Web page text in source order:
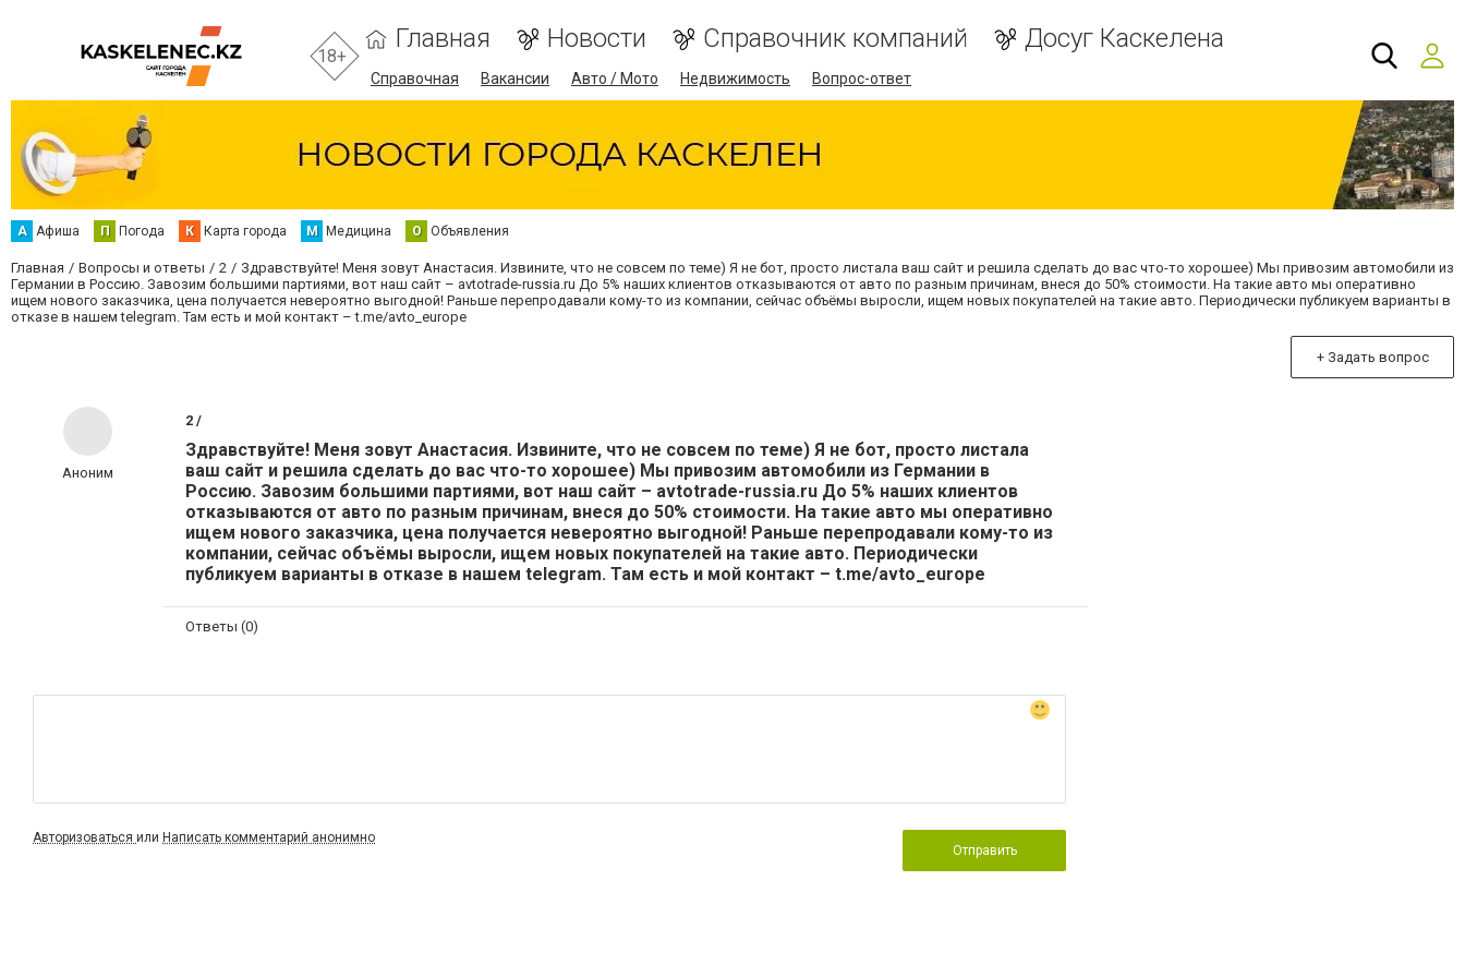
18+
Главная Новости Справочник компаний Досуг Каскелена
Справочная Вакансии Авто / Мото Недвижимость Вопрос-ответ
А Афиша П Погода К Карта города М Медицина О Объявления
Главная Вопросы и ответы 2
Здравствуйте! Меня зовут Анастасия. Извините, что не совсем по теме) Я не бот, просто листала ваш сайт и решила сделать до вас что-то хорошее) Мы привозим автомобили из
Германии в Россию. Завозим большими партиями, вот наш сайт – avtotrade-russia.ru До 5% наших клиентов отказываются от авто по разным причинам, внеся до 50% стоимости. На такие авто мы оперативно
ищем нового заказчика, цена получается невероятно выгодной! Раньше перепродавали кому-то из компании, сейчас объёмы выросли, ищем новых покупателей на такие авто. Периодически публикуем варианты в
отказе в нашем telegram. Там есть и мой контакт – t.me/avto_europe
+ Задать вопрос
Аноним
2 /
Здравствуйте! Меня зовут Анастасия. Извините, что не совсем по теме) Я не бот, просто листала
ваш сайт и решила сделать до вас что-то хорошее) Мы привозим автомобили из Германии в
Россию. Завозим большими партиями, вот наш сайт – avtotrade-russia.ru До 5% наших клиентов
отказываются от авто по разным причинам, внеся до 50% стоимости. На такие авто мы оперативно
ищем нового заказчика, цена получается невероятно выгодной! Раньше перепродавали кому-то из
компании, сейчас объёмы выросли, ищем новых покупателей на такие авто. Периодически
публикуем варианты в отказе в нашем telegram. Там есть и мой контакт – t.me/avto_europe
Ответы (0)
Авторизоваться или Написать комментарий анонимно
Отправить